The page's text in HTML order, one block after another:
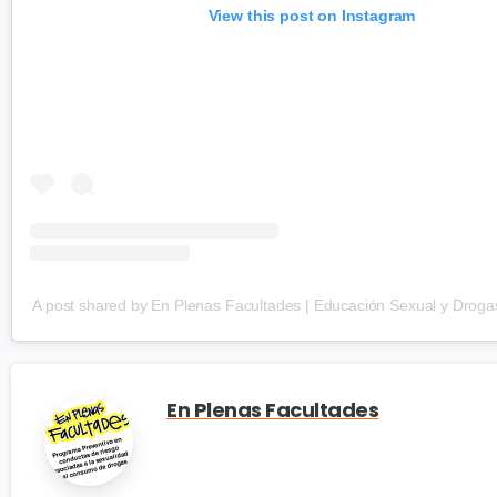
View this post on Instagram
A post shared by En Plenas Facultades | Educación Sexual y
En Plenas Facultades